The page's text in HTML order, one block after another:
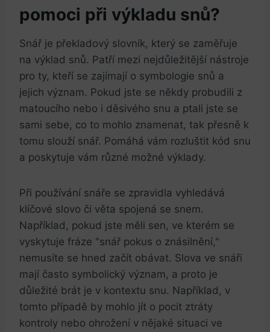
pomoci při výkladu snů?
Snář je překladový‌ slovník, který se zaměřuje
na výklad snů. Patří mezi nejdůležitější nástroje
pro ty, kteří se zajímají o ‍symbologie snů ⁣a​
jejich význam. Pokud jste se někdy probudili z
matoucího ‍nebo i děsivého snu a ptali jste se
sami sebe,​ co to mohlo znamenat, tak přesně k
tomu slouží snář. Pomáhá vám rozluštit⁣ kód snu
a poskytuje vám‍ různé možné výklady.
Při​ používání snáře se zpravidla vyhledává
klíčové slovo⁤ či věta spojená se snem.
Například, pokud jste měli⁣ sen, ve kterém se
vyskytuje‍ fráze "snář pokus o znásilnění,"
nemusíte se hned začít obávat. Slova ​ve snáři
mají často symbolický význam, a proto je
důležité brát je v kontextu snu. Například, v
tomto případě by mohlo jít o pocit ztráty
kontroly ⁤nebo ohrožení⁤ v nějaké situaci ve